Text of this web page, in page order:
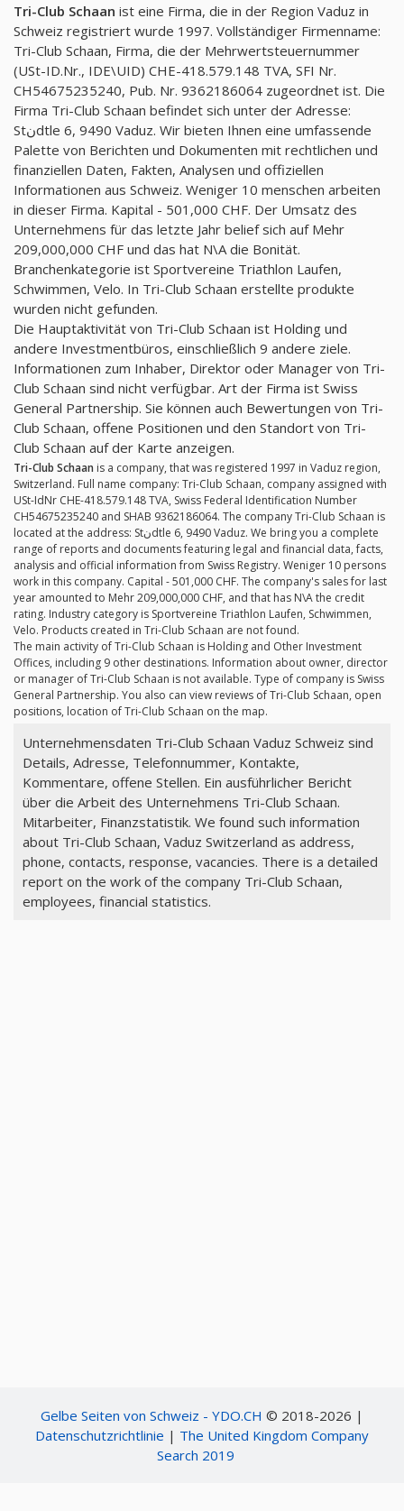
Tri-Club Schaan ist eine Firma, die in der Region Vaduz in
Schweiz registriert wurde 1997. Vollständiger Firmenname:
Tri-Club Schaan, Firma, die der Mehrwertsteuernummer
(USt-ID.Nr., IDE\UID) CHE-418.579.148 TVA, SFI Nr.
CH54675235240, Pub. Nr. 9362186064 zugeordnet ist. Die
Firma Tri-Club Schaan befindet sich unter der Adresse:
Stنdtle 6, 9490 Vaduz. Wir bieten Ihnen eine umfassende
Palette von Berichten und Dokumenten mit rechtlichen und
finanziellen Daten, Fakten, Analysen und offiziellen
Informationen aus Schweiz. Weniger 10 menschen arbeiten
in dieser Firma. Kapital - 501,000 CHF. Der Umsatz des
Unternehmens für das letzte Jahr belief sich auf Mehr
209,000,000 CHF und das hat N\A die Bonität.
Branchenkategorie ist Sportvereine Triathlon Laufen,
Schwimmen, Velo. In Tri-Club Schaan erstellte produkte
wurden nicht gefunden.
Die Hauptaktivität von Tri-Club Schaan ist Holding und
andere Investmentbüros, einschließlich 9 andere ziele.
Informationen zum Inhaber, Direktor oder Manager von Tri-
Club Schaan sind nicht verfügbar. Art der Firma ist Swiss
General Partnership. Sie können auch Bewertungen von Tri-
Club Schaan, offene Positionen und den Standort von Tri-
Club Schaan auf der Karte anzeigen.
Tri-Club Schaan is a company, that was registered 1997 in Vaduz region,
Switzerland. Full name company: Tri-Club Schaan, company assigned with
USt-IdNr CHE-418.579.148 TVA, Swiss Federal Identification Number
CH54675235240 and SHAB 9362186064. The company Tri-Club Schaan is
located at the address: Stنdtle 6, 9490 Vaduz. We bring you a complete
range of reports and documents featuring legal and financial data, facts,
analysis and official information from Swiss Registry. Weniger 10 persons
work in this company. Capital - 501,000 CHF. The company's sales for last
year amounted to Mehr 209,000,000 CHF, and that has N\A the credit
rating. Industry category is Sportvereine Triathlon Laufen, Schwimmen,
Velo. Products created in Tri-Club Schaan are not found.
The main activity of Tri-Club Schaan is Holding and Other Investment
Offices, including 9 other destinations. Information about owner, director
or manager of Tri-Club Schaan is not available. Type of company is Swiss
General Partnership. You also can view reviews of Tri-Club Schaan, open
positions, location of Tri-Club Schaan on the map.
Unternehmensdaten Tri-Club Schaan Vaduz Schweiz sind
Details, Adresse, Telefonnummer, Kontakte,
Kommentare, offene Stellen. Ein ausführlicher Bericht
über die Arbeit des Unternehmens Tri-Club Schaan.
Mitarbeiter, Finanzstatistik. We found such information
about Tri-Club Schaan, Vaduz Switzerland as address,
phone, contacts, response, vacancies. There is a detailed
report on the work of the company Tri-Club Schaan,
employees, financial statistics.
Gelbe Seiten von Schweiz - YDO.CH © 2018-2026 |
Datenschutzrichtlinie | The United Kingdom Company
Search 2019